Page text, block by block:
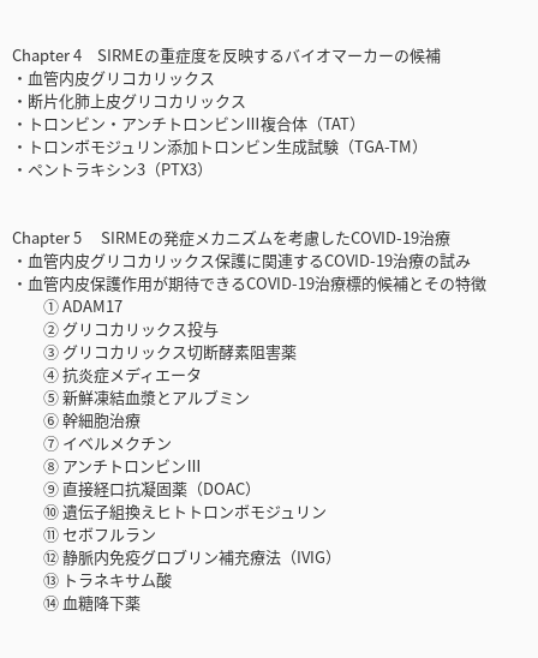
Chapter 4 SIRMEの重症度を反映するバイオマーカーの候補
・血管内皮グリコカリックス
・断片化肺上皮グリコカリックス
・トロンビン・アンチトロンビンⅢ複合体（TAT）
・トロンボモジュリン添加トロンビン生成試験（TGA-TM）
・ペントラキシン3（PTX3）
Chapter 5 SIRMEの発症メカニズムを考慮したCOVID-19治療
・血管内皮グリコカリックス保護に関連するCOVID-19治療の試み
・血管内皮保護作用が期待できるCOVID-19治療標的候補とその特徴
① ADAM17
② グリコカリックス投与
③ グリコカリックス切断酵素阻害薬
④ 抗炎症メディエータ
⑤ 新鮮凍結血漿とアルブミン
⑥ 幹細胞治療
⑦ イベルメクチン
⑧ アンチトロンビンⅢ
⑨ 直接経口抗凝固薬（DOAC）
⑩ 遺伝子組換えヒトトロンボモジュリン
⑪ セボフルラン
⑫ 静脈内免疫グロブリン補充療法（IVIG）
⑬ トラネキサム酸
⑭ 血糖降下薬